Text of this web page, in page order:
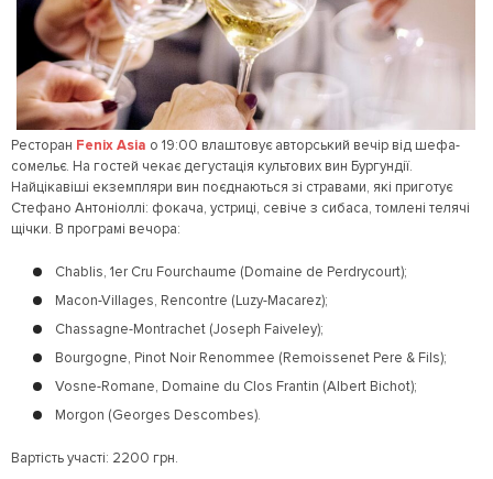
Ресторан Fenix Asia о 19:00 влаштовує авторський вечір від шефа-
сомельє. На гостей чекає дегустація культових вин Бургундії.
Найцікавіші екземпляри вин поєднаються зі стравами, які приготує
Стефано Антоніоллі: фокача, устриці, севіче з сибаса, томлені телячі
щічки. В програмі вечора:
Chablis, 1er Cru Fourchaume (Domaine de Perdrycourt);
Macon-Villages, Rencontre (Luzy-Macarez);
Chassagne-Montrachet (Joseph Faiveley);
Bourgogne, Pinot Noir Renommee (Remoissenet Pere & Fils);
Vosne-Romane, Domaine du Clos Frantin (Albert Bichot);
Morgon (Georges Descombes).
Вартість участі: 2200 грн.